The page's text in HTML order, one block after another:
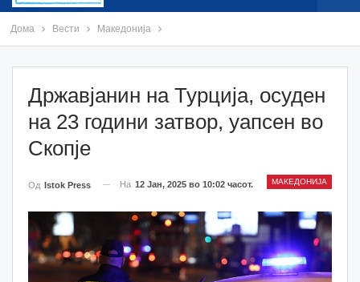
Дома Вести Македонија
Државјанин на Турција, осуден
на 23 години затвор, уапсен во
Скопје
МАКЕДОНИЈА
Од Istok Press На 12 Јан, 2025 во 10:02 часот.